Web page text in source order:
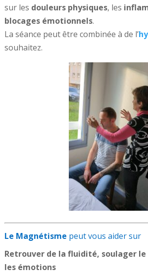
sur les douleurs physiques, les
blocages émotionnels.
La séance peut être combinée à de l’
souhaitez.
Le Magnétisme peut vous aider sur
Retrouver de la fluidité, soulager
les émotions